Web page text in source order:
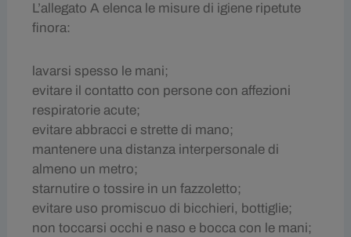
L’allegato A elenca le misure di igiene ripetute
finora:
lavarsi spesso le mani;
evitare il contatto con persone con affezioni
respiratorie acute;
evitare abbracci e strette di mano;
mantenere una distanza interpersonale di
almeno un metro;
starnutire o tossire in un fazzoletto;
evitare uso promiscuo di bicchieri, bottiglie;
non toccarsi occhi e naso e bocca con le mani;